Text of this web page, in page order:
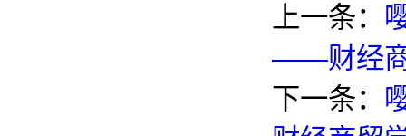
上一条：
——财经商
下一条：